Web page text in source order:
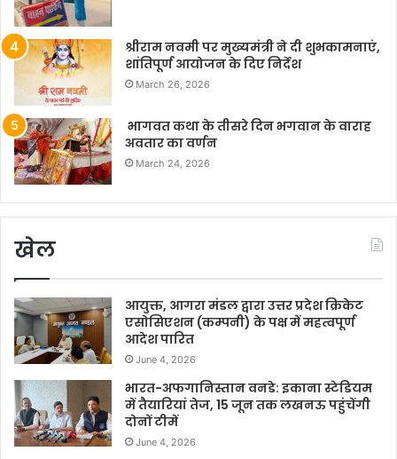
श्रीराम नवमी पर मुख्यमंत्री ने दी शुभकामनाएं,
शांतिपूर्ण आयोजन के दिए निर्देश
March 26, 2026
भागवत कथा के तीसरे दिन भगवान के वाराह
अवतार का वर्णन
March 24, 2026
खेल
आयुक्त, आगरा मंडल द्वारा उत्तर प्रदेश क्रिकेट
एसोसिएशन (कम्पनी) के पक्ष में महत्वपूर्ण
आदेश पारित
June 4, 2026
भारत-अफगानिस्तान वनडे: इकाना स्टेडियम
में तैयारियां तेज, 15 जून तक लखनऊ पहुंचेंगी
दोनों टीमें
June 4, 2026